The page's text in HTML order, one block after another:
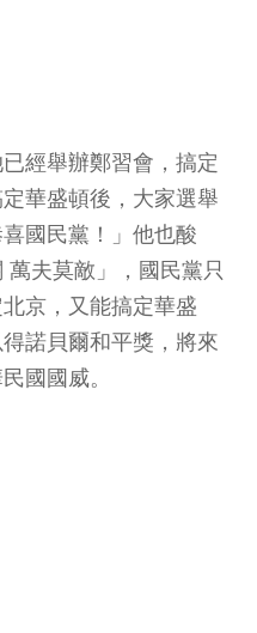
經舉辦鄭習會，搞定
華盛頓後，大家選舉
國民黨！」他也酸
夫莫敵」，國民黨只
京，又能搞定華盛
諾貝爾和平獎，將來
國國威。